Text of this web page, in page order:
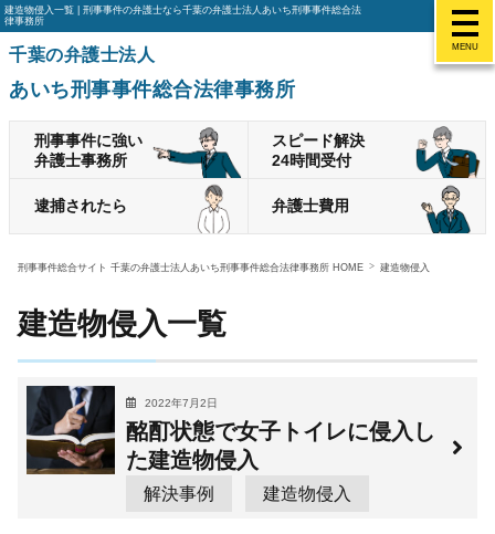
MENU
建造物侵入一覧 | 刑事事件の弁護士なら千葉の弁護士法人あいち刑事事件総合法
律事務所
千葉の弁護士法人
あいち刑事事件総合法律事務所
刑事事件に強い
弁護士事務所
スピード解決
24時間受付
逮捕されたら 弁護士費用
刑事事件総合サイト 千葉の弁護士法人あいち刑事事件総合法律事務所 HOME 建造物侵入
建造物侵入一覧
2022年7月2日
酩酊状態で女子トイレに侵入し
た建造物侵入
解決事例 建造物侵入